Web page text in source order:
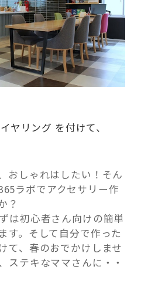
ヤリング を付けて、
おしゃれはしたい！そん
ラボでアクセサリー作
？
は初心者さん向けの簡単
す。そして自分で作った
て、春のおでかけしませ
ステキなママさんに・・